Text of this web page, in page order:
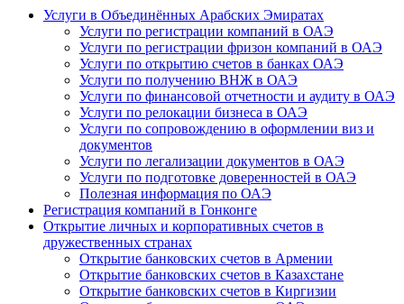
Услуги в Объединённых Арабских Эмиратах
Услуги по регистрации компаний в ОАЭ
Услуги по регистрации фризон компаний в ОАЭ
Услуги по открытию счетов в банках ОАЭ
Услуги по получению ВНЖ в ОАЭ
Услуги по финансовой отчетности и аудиту в ОАЭ
Услуги по релокации бизнеса в ОАЭ
Услуги по сопровождению в оформлении виз и
документов
Услуги по легализации документов в ОАЭ
Услуги по подготовке доверенностей в ОАЭ
Полезная информация по ОАЭ
Регистрация компаний в Гонконге
Открытие личных и корпоративных счетов в
дружественных странах
Открытие банковских счетов в Армении
Открытие банковских счетов в Казахстане
Открытие банковских счетов в Киргизии